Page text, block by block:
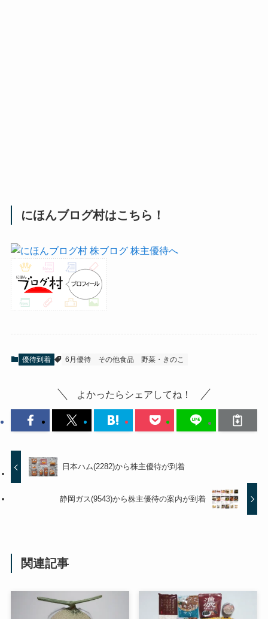
にほんブログ村はこちら！
優待到着 6月優待 その他食品 野菜・きのこ
よかったらシェアしてね！
日本ハム(2282)から株主優待が到着
静岡ガス(9543)から株主優待の案内が到着
関連記事